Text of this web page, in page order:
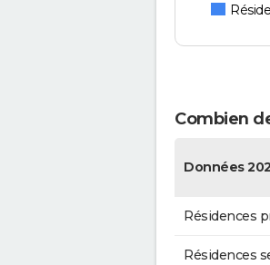
Combien
Données
Résidences
Résidences